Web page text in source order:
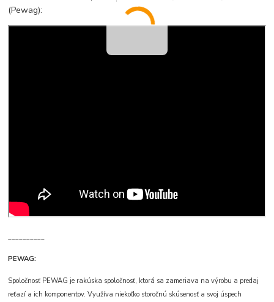
(Pewag):
PEWAG:
Spoločnosť PEWAG je rakúska spoločnosť, ktorá sa zameriava na výrobu a predaj
reťazí a ich komponentov. Využíva niekoľko storočnú skúsenosť a svoj úspech